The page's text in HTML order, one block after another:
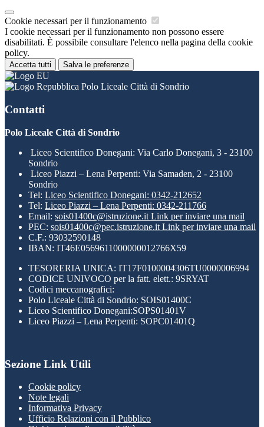
Cookie necessari per il funzionamento
I cookie necessari per il funzionamento non possono essere
disabilitati. È possibile consultare l'elenco nella pagina della cookie
policy.
Accetta tutti Salva le preferenze
Polo Liceale Città di Sondrio
Contatti
Polo Liceale Città di Sondrio
Liceo Scientifico Donegani: Via Carlo Donegani, 3 - 23100
Sondrio
Liceo Piazzi – Lena Perpenti: Via Samaden, 2 - 23100
Sondrio
Tel: Liceo Scientifico Donegani: 0342-212652
Tel: Liceo Piazzi – Lena Perpenti: 0342-211766
Email: sois01400c@istruzione.it Link per inviare una mail
PEC: sois01400c@pec.istruzione.it Link per inviare una mail
C.F.: 93032590148
IBAN: IT46E0569611000000012766X59
TESORERIA UNICA: IT17F0100004306TU0000006994
CODICE UNIVOCO per la fatt. elett.: 9SRYAT
Codici meccanografici:
Polo Liceale Città di Sondrio: SOIS01400C
Liceo Scientifico Donegani:SOPS01401V
Liceo Piazzi – Lena Perpenti: SOPC01401Q
Sezione Link Utili
Cookie policy
Note legali
Informativa Privacy
Ufficio Relazioni con il Pubblico